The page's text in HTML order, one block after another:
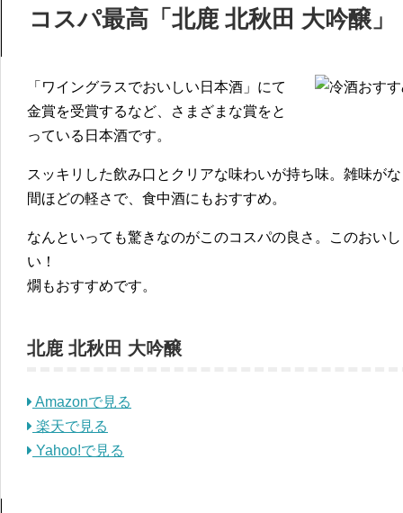
コスパ最高「北鹿 北秋田 大吟醸」
「ワイングラスでおいしい日本酒」にて
金賞を受賞するなど、さまざまな賞をと
っている日本酒です。
スッキリした飲み口とクリアな味わいが持ち味。雑味が
間ほどの軽さで、食中酒にもおすすめ。
なんといっても驚きなのがこのコスパの良さ。このおい
い！
燗もおすすめです。
北鹿 北秋田 大吟醸
Amazonで見る
楽天で見る
Yahoo!で見る